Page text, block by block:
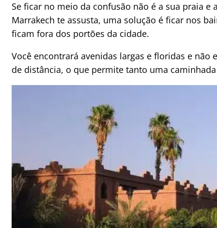
Se ficar no meio da confusão não é a sua praia
Marrakech te assusta, uma solução é ficar nos
ficam fora dos portões da cidade.
Você encontrará avenidas largas e floridas e
de distância, o que permite tanto uma